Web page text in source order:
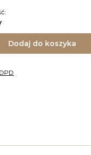
Dodaj do koszyka